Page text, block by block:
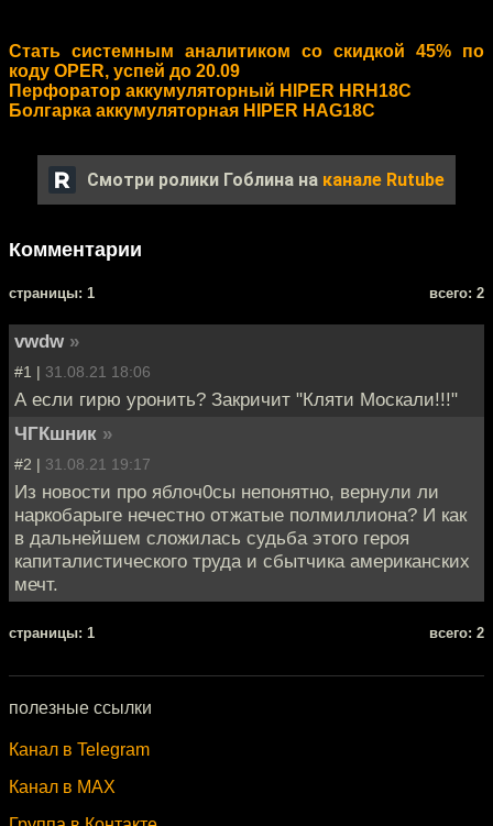
Стать системным аналитиком со скидкой 45% по
коду OPER, успей до 20.09
Перфоратор аккумуляторный HIPER HRH18C
Болгарка аккумуляторная HIPER HAG18C
Смотри ролики Гоблина на канале Rutube
Комментарии
cтраницы: 1 всего: 2
vwdw »
#1 | 31.08.21 18:06
А если гирю уронить? Закричит "Кляти Москали!!!"
ЧГКшник »
#2 | 31.08.21 19:17
Из новости про яблоч0сы непонятно, вернули ли
наркобарыге нечестно отжатые полмиллиона? И как
в дальнейшем сложилась судьба этого героя
капиталистического труда и сбытчика американских
мечт.
cтраницы: 1 всего: 2
полезные ссылки
Канал в Telegram
Канал в MAX